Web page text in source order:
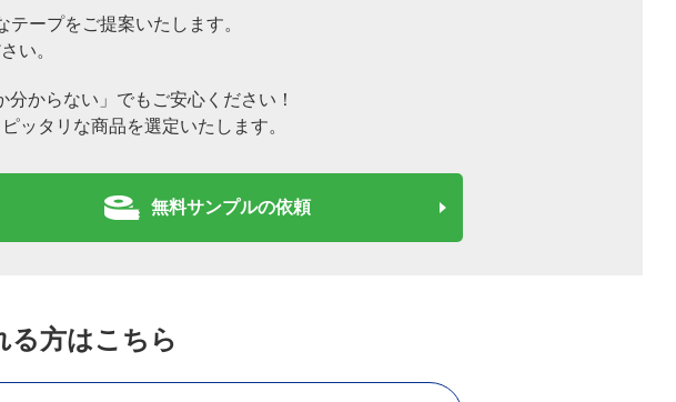
テープをご提案いたします。
い。
からない」でもご安心ください！
ピッタリな商品を選定いたします。
無料サンプルの依頼
る方はこちら